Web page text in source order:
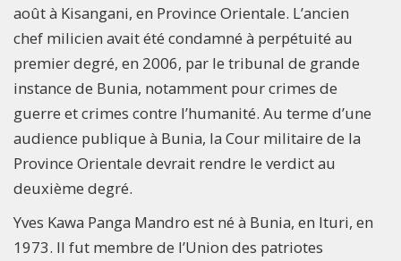
août à Kisangani, en Province Orientale. L’ancien
chef milicien avait été condamné à perpétuité au
premier degré, en 2006, par le tribunal de grande
instance de Bunia, notamment pour crimes de
guerre et crimes contre l’humanité. Au terme d’une
audience publique à Bunia, la Cour militaire de la
Province Orientale devrait rendre le verdict au
deuxième degré.
Yves Kawa Panga Mandro est né à Bunia, en Ituri, en
1973. Il fut membre de l’Union des patriotes